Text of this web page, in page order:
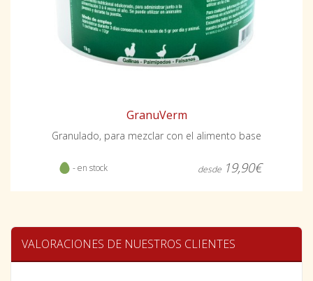
GranuVerm
Granulado, para mezclar con el alimento base
- en stock desde 19,90€
VALORACIONES DE NUESTROS CLIENTES